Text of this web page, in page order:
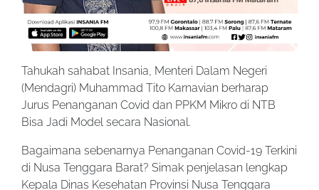
Tahukah sahabat Insania, Menteri Dalam Negeri
(Mendagri) Muhammad Tito Karnavian berharap
Jurus Penanganan Covid dan PPKM Mikro di NTB
Bisa Jadi Model secara Nasional.
Bagaimana sebenarnya Penanganan Covid-19 Terkini
di Nusa Tenggara Barat? Simak penjelasan lengkap
Kepala Dinas Kesehatan Provinsi Nusa Tenggara